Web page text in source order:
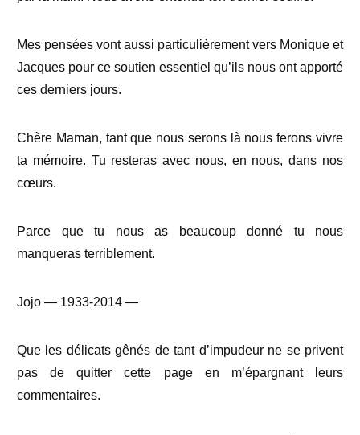
Mes pensées vont aussi particulièrement vers Monique et
Jacques pour ce soutien essentiel qu’ils nous ont apporté
ces derniers jours.
Chère Maman, tant que nous serons là nous ferons vivre
ta mémoire. Tu resteras avec nous, en nous, dans nos
cœurs.
Parce que tu nous as beaucoup donné tu nous
manqueras terriblement.
Jojo — 1933-2014 —
Que les délicats gênés de tant d’impudeur ne se privent
pas de quitter cette page en m’épargnant leurs
commentaires.